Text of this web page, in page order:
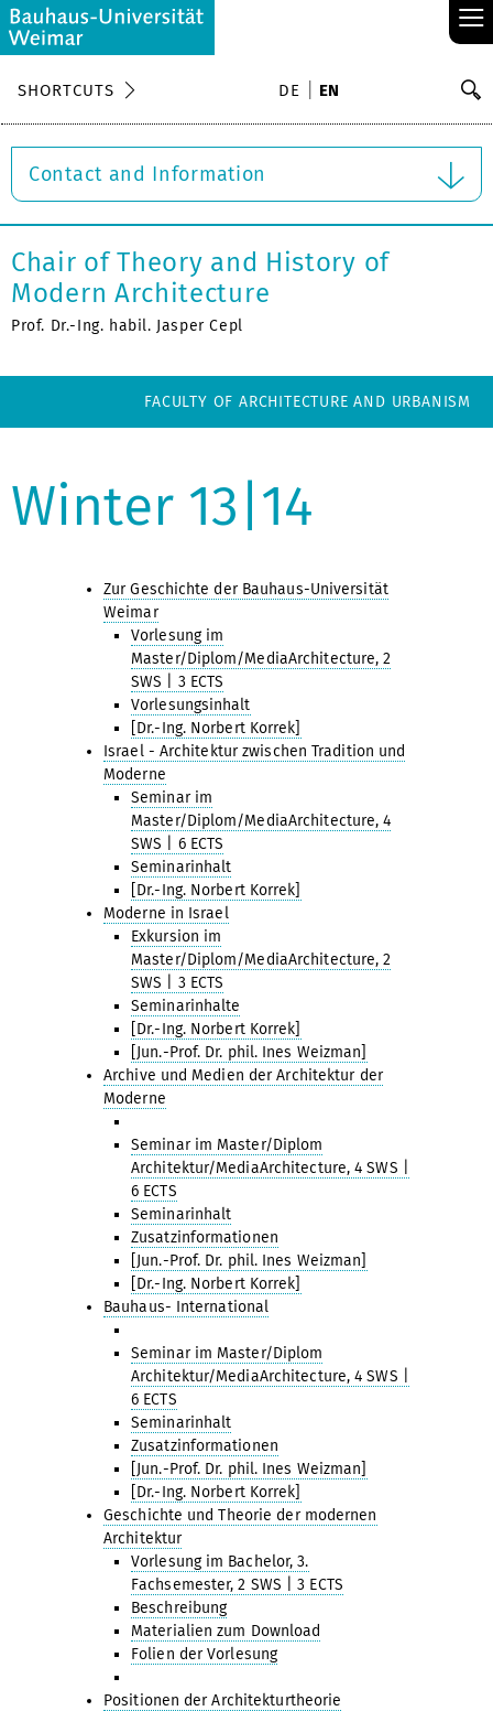
≡
SHORTCUTS DE EN
Contact and Information
Chair of Theory and History of
Modern Architecture
Prof. Dr.-Ing. habil. Jasper Cepl
FACULTY OF ARCHITECTURE AND URBANISM
Winter 13|14
Zur Geschichte der Bauhaus-Universität
Weimar
Vorlesung im
Master/Diplom/MediaArchitecture, 2
SWS | 3 ECTS
Vorlesungsinhalt
[Dr.-Ing. Norbert Korrek]
Israel - Architektur zwischen Tradition und
Moderne
Seminar im
Master/Diplom/MediaArchitecture, 4
SWS | 6 ECTS
Seminarinhalt
[Dr.-Ing. Norbert Korrek]
Moderne in Israel
Exkursion im
Master/Diplom/MediaArchitecture, 2
SWS | 3 ECTS
Seminarinhalte
[Dr.-Ing. Norbert Korrek]
[Jun.-Prof. Dr. phil. Ines Weizman]
Archive und Medien der Architektur der
Moderne
Seminar im Master/Diplom
Architektur/MediaArchitecture, 4 SWS |
6 ECTS
Seminarinhalt
Zusatzinformationen
[Jun.-Prof. Dr. phil. Ines Weizman]
[Dr.-Ing. Norbert Korrek]
Bauhaus- International
Seminar im Master/Diplom
Architektur/MediaArchitecture, 4 SWS |
6 ECTS
Seminarinhalt
Zusatzinformationen
[Jun.-Prof. Dr. phil. Ines Weizman]
[Dr.-Ing. Norbert Korrek]
Geschichte und Theorie der modernen
Architektur
Vorlesung im Bachelor, 3.
Fachsemester, 2 SWS | 3 ECTS
Beschreibung
Materialien zum Download
Folien der Vorlesung
Positionen der Architekturtheorie